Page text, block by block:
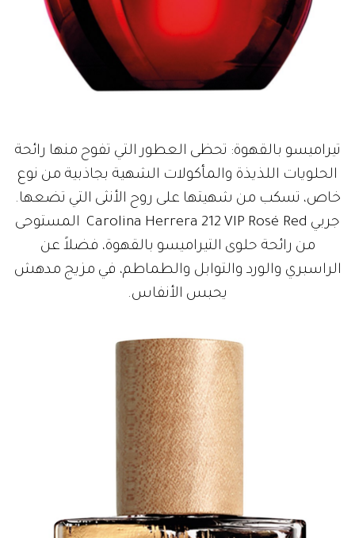
تيراميسو بالقهوة: تحظى العطور التي تفوح منها رائحة
الحلويات اللذيذة والمأكولات الشهية بجاذبية من نوع
خاص، تسكب من شهيتها على روح الأنثى التي تضعها.
جربي Carolina Herrera 212 VIP Rosé Red المستوحى
من رائحة حلوى التيراميسو بالقهوة، فضلاً عن
الراسبري والورد والتوابل والطماطم، في مزيج مدهش
يحبس الأنفاس.